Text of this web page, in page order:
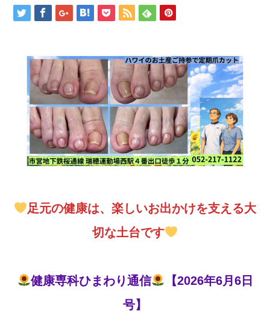
足元の健康は、楽しいお出かけを支える大
切な土台です
健康専科ひまわり通信
【2026年6月6日
号】